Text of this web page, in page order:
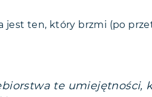
ten, który brzmi (po
te umiejętności,